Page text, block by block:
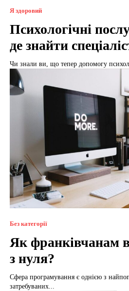
Я здоровий
Психологічні
де знайти
Чи знали ви, що тепер допомогу
Без категорії
Як франківчанам
з нуля?
Сфера програмування є однією з
затребуваних...